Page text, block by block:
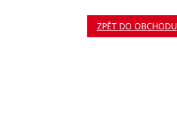
ZPĚT DO OBCHODU